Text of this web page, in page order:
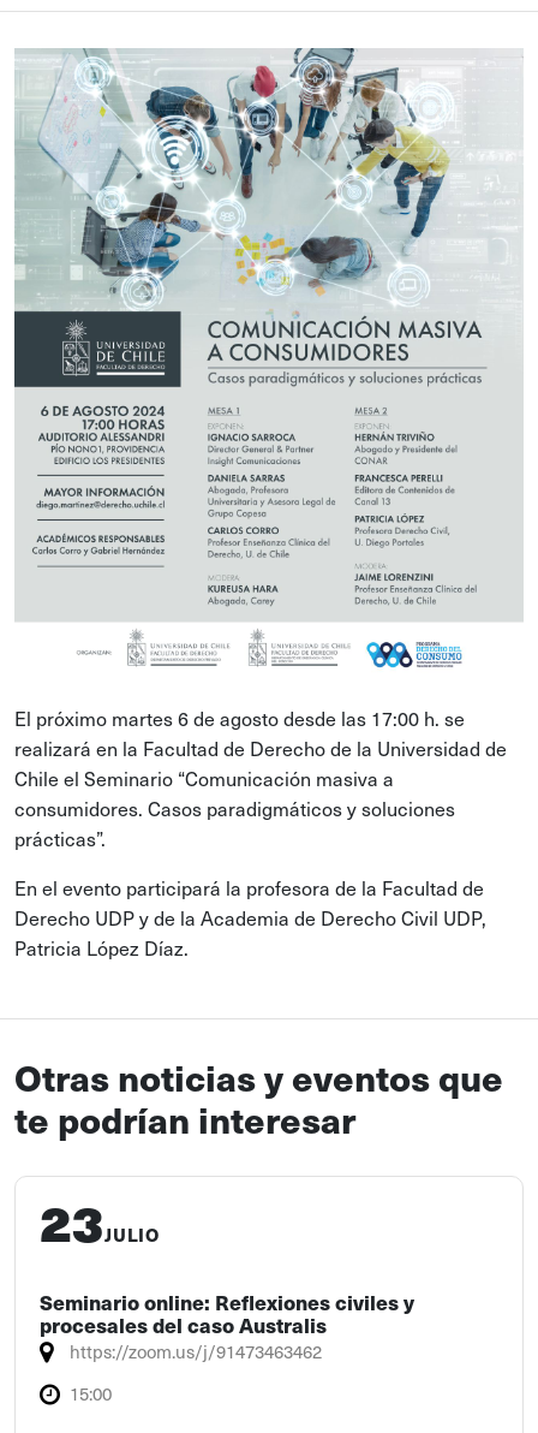
El próximo martes 6 de agosto desde las 17:00 h. se
realizará en la Facultad de Derecho de la Universidad de
Chile el Seminario “Comunicación masiva a
consumidores. Casos paradigmáticos y soluciones
prácticas”.
En el evento participará la profesora de la Facultad de
Derecho UDP y de la Academia de Derecho Civil UDP,
Patricia López Díaz.
Otras noticias y eventos que
te podrían interesar
23JULIO
Seminario online: Reflexiones civiles y
procesales del caso Australis
https://zoom.us/j/91473463462
15:00